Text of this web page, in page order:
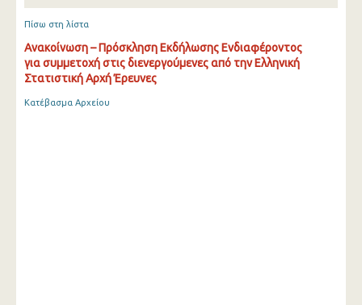
Πίσω στη λίστα
Ανακοίνωση – Πρόσκληση Εκδήλωσης Ενδιαφέροντος
για συμμετοχή στις διενεργούμενες από την Ελληνική
Στατιστική Αρχή Έρευνες
Κατέβασμα Αρχείου